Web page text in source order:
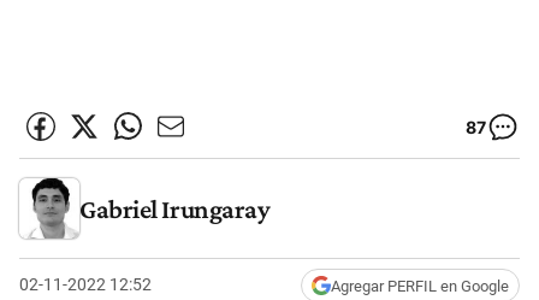
87
Gabriel Irungaray
02-11-2022 12:52 Agregar PERFIL en Google